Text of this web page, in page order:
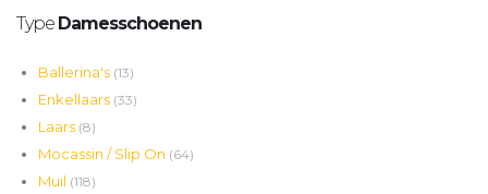
Type Damesschoenen
Ballerina's (13)
Enkellaars (33)
Laars (8)
Mocassin / Slip On (64)
Muil (118)